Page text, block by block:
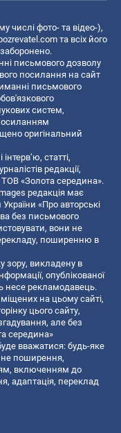
числі фото- та відео-),
та всіх його
письмового дозволу
посилання на сайт
письмового
систем,
оригінальний
статті,
редакції,
«Золота середина».
редакція має
«Про авторські
без письмового
вони не
поширенню в
зору, викладену в
опублікованої
несе рекламодавець.
на цьому сайті,
цього сайту,
але без
середина»
вважатися: будь-яке
поширення,
включенням до
адаптація, переклад